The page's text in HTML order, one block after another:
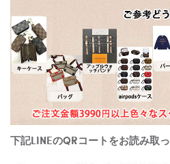
下記LINEのQRコートをお読み取